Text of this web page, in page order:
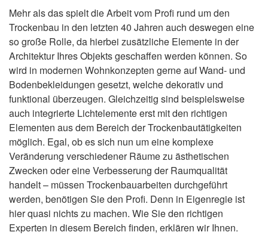
Mehr als das spielt die Arbeit vom Profi rund um den
Trockenbau in den letzten 40 Jahren auch deswegen eine
so große Rolle, da hierbei zusätzliche Elemente in der
Architektur Ihres Objekts geschaffen werden können. So
wird in modernen Wohnkonzepten gerne auf Wand- und
Bodenbekleidungen gesetzt, welche dekorativ und
funktional überzeugen. Gleichzeitig sind beispielsweise
auch integrierte Lichtelemente erst mit den richtigen
Elementen aus dem Bereich der Trockenbautätigkeiten
möglich. Egal, ob es sich nun um eine komplexe
Veränderung verschiedener Räume zu ästhetischen
Zwecken oder eine Verbesserung der Raumqualität
handelt – müssen Trockenbauarbeiten durchgeführt
werden, benötigen Sie den Profi. Denn in Eigenregie ist
hier quasi nichts zu machen. Wie Sie den richtigen
Experten in diesem Bereich finden, erklären wir Ihnen.